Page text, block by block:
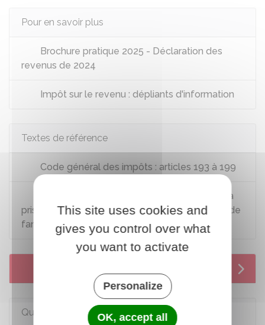
Pour en savoir plus
Brochure pratique 2025 - Déclaration des
revenus de 2024
Impôt sur le revenu : dépliants d'information
Textes de référence
Code général des impôts : articles 193 à 199
Bofip-Impôts n°BOI-IR-LIQ-10-10 relatif à la
prise en compte de la situation et des charges de
famille pour l'impôt sur le revenu
Questions ? Réponses !
This site uses cookies and
gives you control over what
you want to activate
Personalize
OK, accept all